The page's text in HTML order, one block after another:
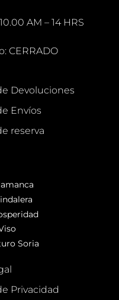
AM – 14 HRS
CERRADO
Devoluciones
Envíos
reserva
Soria
Privacidad